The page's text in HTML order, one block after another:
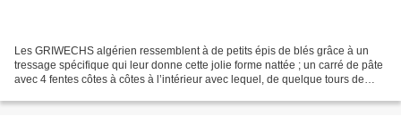
Les GRIWECHS algérien ressemblent à de petits épis de blés grâce à un
tressage spécifique qui leur donne cette jolie forme nattée ; un carré de pâte
avec 4 fentes côtes à côtes à l’intérieur avec lequel, de quelque tours de